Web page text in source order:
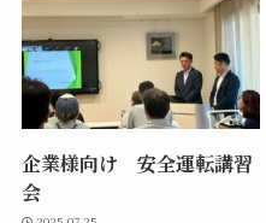
企業様向け 安全運転講習
会